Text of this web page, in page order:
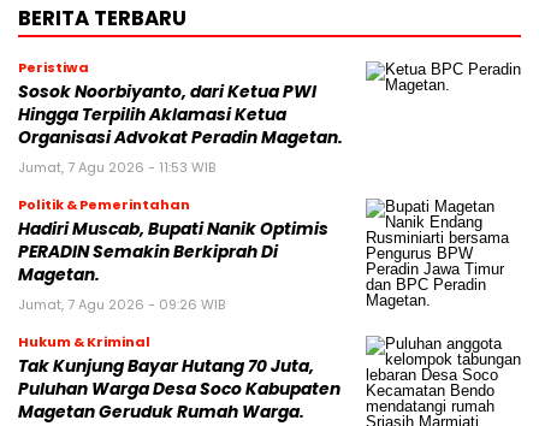
BERITA TERBARU
Peristiwa
Sosok Noorbiyanto, dari Ketua PWI
Hingga Terpilih Aklamasi Ketua
Organisasi Advokat Peradin Magetan.
Jumat, 7 Agu 2026 - 11:53 WIB
Politik & Pemerintahan
Hadiri Muscab, Bupati Nanik Optimis
PERADIN Semakin Berkiprah Di
Magetan.
Jumat, 7 Agu 2026 - 09:26 WIB
Hukum & Kriminal
Tak Kunjung Bayar Hutang 70 Juta,
Puluhan Warga Desa Soco Kabupaten
Magetan Geruduk Rumah Warga.